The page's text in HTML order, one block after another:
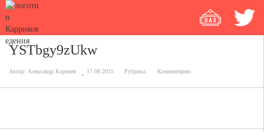
YSTbgy9zUkw
Автор: Александр Коренев 17.08.2015 Рубрика: Комментарии